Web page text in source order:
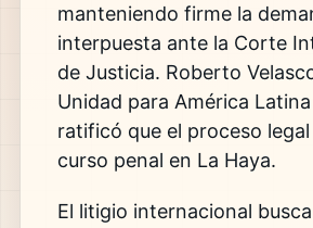
manteniendo firme la
interpuesta ante la Corte
de Justicia. Roberto
Unidad para América
ratificó que el proceso legal
curso penal en La Haya.
El litigio internacional